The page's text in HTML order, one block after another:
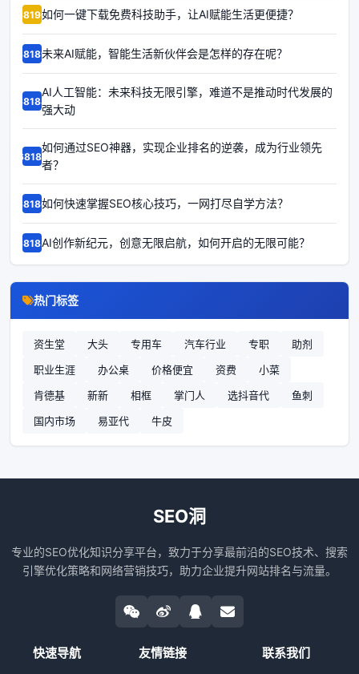
68190如何一键下载免费科技助手，让AI赋能生活更便捷？
68189未来AI赋能，智能生活新伙伴会是怎样的存在呢？
68188
AI人工智能：未来科技无限引擎，难道不是推动时代发展的
强大动
68187
如何通过SEO神器，实现企业排名的逆袭，成为行业领先
者？
68186如何快速掌握SEO核心技巧，一网打尽自学方法？
68185AI创作新纪元，创意无限启航，如何开启的无限可能？
热门标签
资生堂 大头 专用车 汽车行业 专职
助剂
职业生涯
办公桌 价格便宜 资费
小菜
肯德基
新新 相框 掌门人 选抖音代
鱼刺
国内市场
易亚代 牛皮
SEO洞
专业的SEO优化知识分享平台，致力于分享最前沿的SEO技术、搜索
引擎优化策略和网络营销技巧，助力企业提升网站排名与流量。
快速导航 友情链接 联系我们